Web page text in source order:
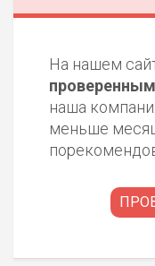
На нашем
наша
меньше